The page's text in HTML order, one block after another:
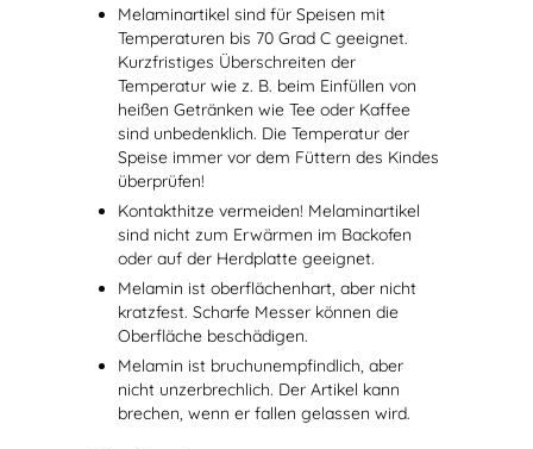
Melaminartikel sind für Speisen mit
Temperaturen bis 70 Grad C geeignet.
Kurzfristiges Überschreiten der
Temperatur wie z. B. beim Einfüllen von
heißen Getränken wie Tee oder Kaffee
sind unbedenklich. Die Temperatur der
Speise immer vor dem Füttern des Kindes
überprüfen!
Kontakthitze vermeiden! Melaminartikel
sind nicht zum Erwärmen im Backofen
oder auf der Herdplatte geeignet.
Melamin ist oberflächenhart, aber nicht
kratzfest. Scharfe Messer können die
Oberfläche beschädigen.
Melamin ist bruchunempfindlich, aber
nicht unzerbrechlich. Der Artikel kann
brechen, wenn er fallen gelassen wird.